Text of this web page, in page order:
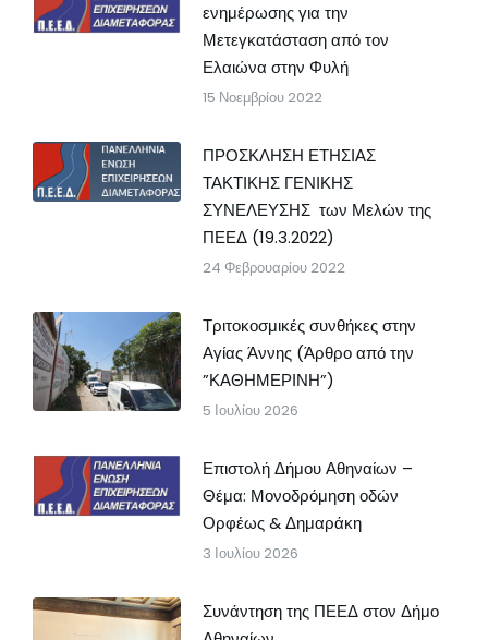
ενημέρωσης για την
Μετεγκατάσταση από τον
Ελαιώνα στην Φυλή
15 Νοεμβρίου 2022
ΠΡΟΣΚΛΗΣΗ ΕΤΗΣΙΑΣ
ΤΑΚΤΙΚΗΣ ΓΕΝΙΚΗΣ
ΣΥΝΕΛΕΥΣΗΣ των Μελών της
ΠΕΕΔ (19.3.2022)
24 Φεβρουαρίου 2022
Τριτοκοσμικές συνθήκες στην
Αγίας Άννης (Άρθρο από την
”ΚΑΘΗΜΕΡΙΝΗ”)
5 Ιουλίου 2026
Επιστολή Δήμου Αθηναίων –
Θέμα: Μονοδρόμηση οδών
Ορφέως & Δημαράκη
3 Ιουλίου 2026
Συνάντηση της ΠΕΕΔ στον Δήμο